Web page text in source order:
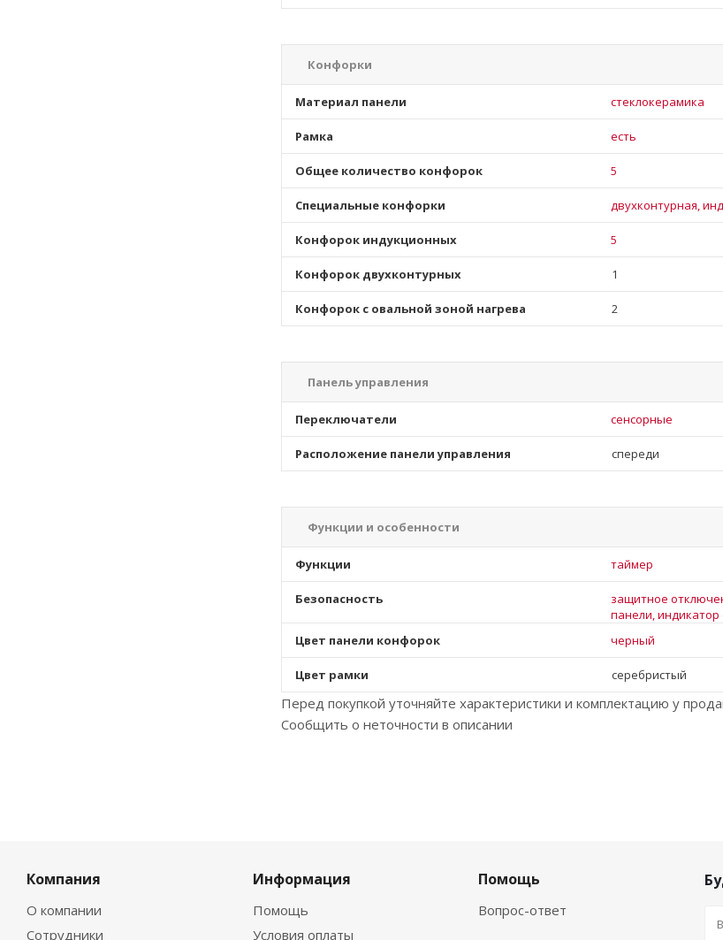
Конфорки
Материал панели стеклокерамика
Рамка есть
Общее количество конфорок 5
Специальные конфорки двухконтурная,
Конфорок индукционных 5
Конфорок двухконтурных 1
Конфорок с овальной зоной нагрева 2
Панель управления
Переключатели сенсорные
Расположение панели управления спереди
Функции и особенности
Функции таймер
Безопасность
защитное
панели, индикатор
Цвет панели конфорок
черный
Цвет рамки серебристый
Перед покупкой уточняйте характеристики и комплектацию у
Сообщить о неточности в описании
Компания
О компании
Сотрудники
Информация
Помощь
Условия оплаты
Помощь
Вопрос-ответ